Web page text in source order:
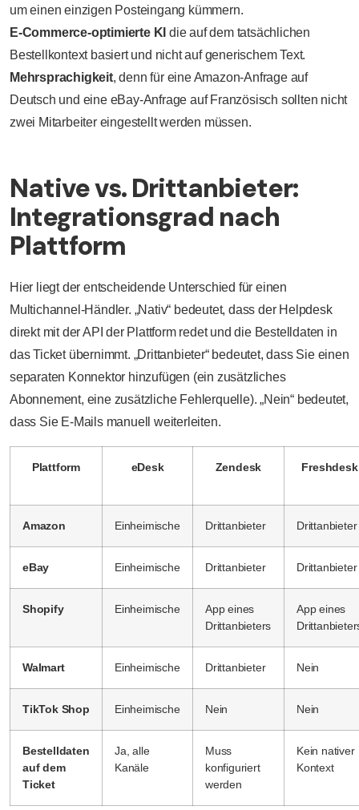
um einen einzigen Posteingang kümmern.
E-Commerce-optimierte KI die auf dem tatsächlichen
Bestellkontext basiert und nicht auf generischem Text.
Mehrsprachigkeit, denn für eine Amazon-Anfrage auf
Deutsch und eine eBay-Anfrage auf Französisch sollten nicht
zwei Mitarbeiter eingestellt werden müssen.
Native vs. Drittanbieter:
Integrationsgrad nach
Plattform
Hier liegt der entscheidende Unterschied für einen
Multichannel-Händler. „Nativ“ bedeutet, dass der Helpdesk
direkt mit der API der Plattform redet und die Bestelldaten in
das Ticket übernimmt. „Drittanbieter“ bedeutet, dass Sie einen
separaten Konnektor hinzufügen (ein zusätzliches
Abonnement, eine zusätzliche Fehlerquelle). „Nein“ bedeutet,
dass Sie E-Mails manuell weiterleiten.
Plattform eDesk Zendesk Freshdesk
Amazon Einheimische Drittanbieter Drittanbieter
eBay Einheimische Drittanbieter Drittanbieter
Shopify Einheimische
App eines
Drittanbieters
App eines
Walmart Einheimische Drittanbieter Nein
TikTok Shop Einheimische Nein Nein
Bestelldaten
auf dem
Ticket
Ja, alle
Kanäle
Muss
konfiguriert
werden
Kein nativer
Kontext